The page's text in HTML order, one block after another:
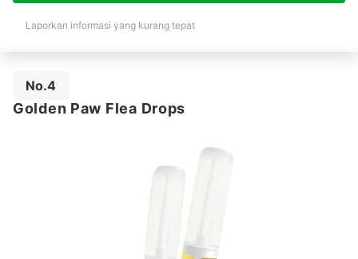
Laporkan informasi yang kurang tepat
No.4
Golden Paw Flea Drops